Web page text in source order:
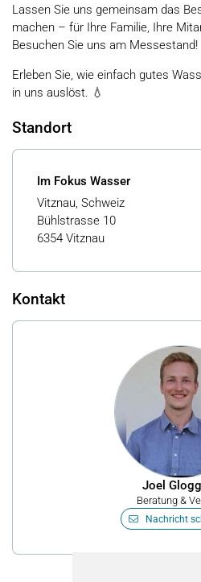
Lassen Sie uns gemeinsam das
machen – für Ihre Familie, Ihre
Besuchen Sie uns am Messestand!
Erleben Sie, wie einfach gutes
in uns auslöst. 💧
Standort
Im Fokus Wasser
Vitznau, Schweiz
Bühlstrasse 10
6354 Vitznau
Kontakt
Joel
Beratung &
Nachricht